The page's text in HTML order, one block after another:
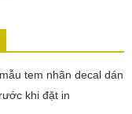
tem nhãn decal dán
khi đặt in